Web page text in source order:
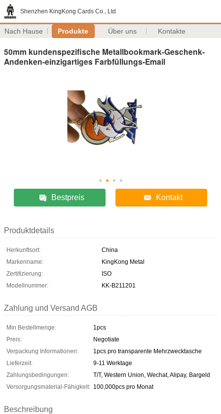
Shenzhen KingKong Cards Co., Ltd
Nach Hause Produkte Über uns Kontakte
50mm kundenspezifische Metallbookmark-Geschenk-
Andenken-einzigartiges Farbfüllungs-Email
Bestpreis Kontakt
Produktdetails
Herkunftsort:
China
Markenname:
KingKong Metal
Zertifizierung:
ISO
Modellnummer:
KK-B211201
Zahlung und Versand AGB
Min Bestellmenge:
1pcs
Preis:
Negotiate
Verpackung Informationen:
1pcs pro transparente Mehrzwecktasche
Lieferzeit:
9-11 Werktage
Zahlungsbedingungen:
T/T, Western Union, Wechat, Alipay, Bargeld
Versorgungsmaterial-Fähigkeit: 100,000pcs pro Monat
Beschreibung